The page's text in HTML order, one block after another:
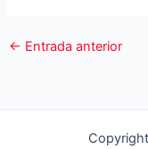
← Entrada anterior